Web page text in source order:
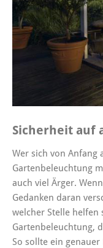
Sicherheit auf
Wer sich von Anfang
Gartenbeleuchtung
auch viel Ärger.
Gedanken daran
welcher Stelle
Gartenbeleuchtung,
So sollte ein